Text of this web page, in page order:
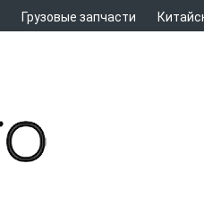
Грузовые запчасти